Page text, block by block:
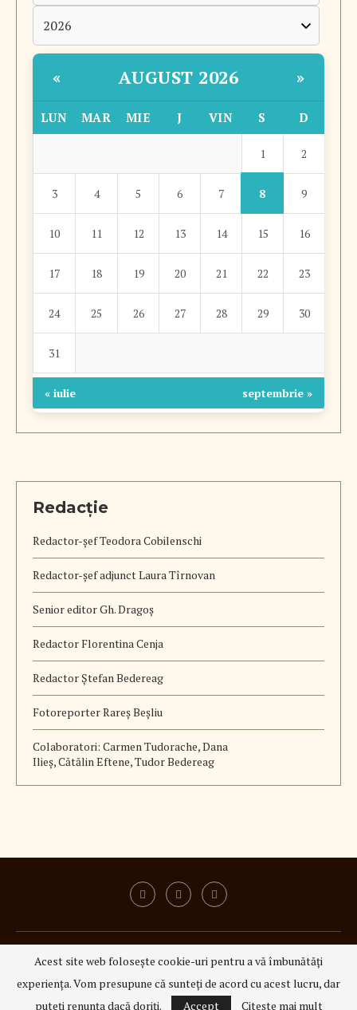
« AUGUST 2026 »
LUN MAR MIE J VIN S D
1 2
3 4 5 6 7 8 9
10 11 12 13 14 15 16
17 18 19 20 21 22 23
24 25 26 27 28 29 30
31
« iulie septembrie »
Redacție
Redactor-șefTeodora Cobilenschi
Redactor-șef adjunct Laura Tîrnovan
Senior editor Gh. Dragoș
Redactor Florentina Cenja
Redactor Ștefan Bedereag
Fotoreporter Rareș Beșliu
Colaboratori: Carmen Tudorache, Dana
Ilieș, Cătălin Eftene, Tudor Bedereag
@2023 - All Right Reserved.3Q Media
INAPOI SUS
Acest site web folosește cookie-uri pentru a vă îmbunătăți
experiența. Vom presupune că sunteți de acord cu acest lucru, dar
puteți renunța dacă doriți.
Accept Citeşte mai mult